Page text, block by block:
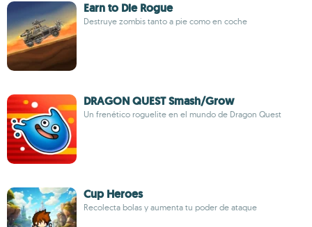
Earn to Die Rogue
Destruye zombis tanto a pie como en coche
DRAGON QUEST Smash/Grow
Un frenético roguelite en el mundo de Dragon Quest
Cup Heroes
Recolecta bolas y aumenta tu poder de ataque